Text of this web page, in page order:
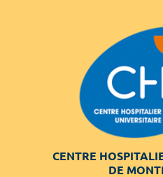
CENTRE
DE